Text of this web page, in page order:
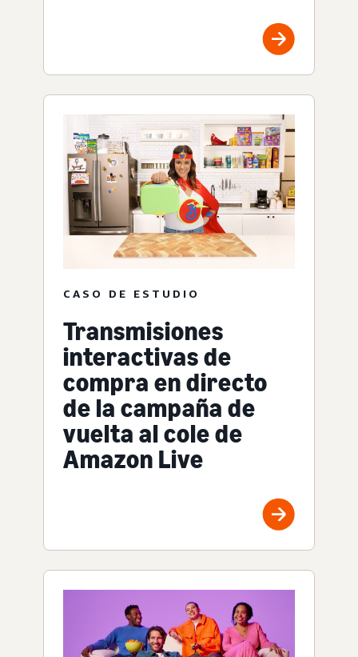
CASO DE ESTUDIO
Transmisiones
interactivas de
compra en directo
de la campaña de
vuelta al cole de
Amazon Live